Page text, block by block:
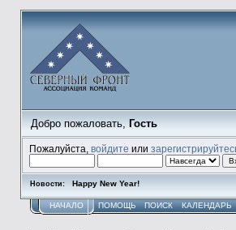
Добро пожаловать, Гость
Пожалуйста, войдите или
Новости: Happy New Year!
НАЧАЛО ПОМОЩЬ ПОИСК КАЛЕНДАРЬ